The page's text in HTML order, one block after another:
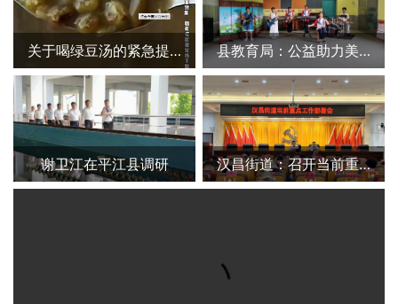
关于喝绿豆汤的紧急提示！ 县教育局：公益助力美育焕新！为爱黔行公益组织翻新大桥中学薪火乐队基地
谢卫江在平江县调研 汉昌街道：召开当前重点工作部署会